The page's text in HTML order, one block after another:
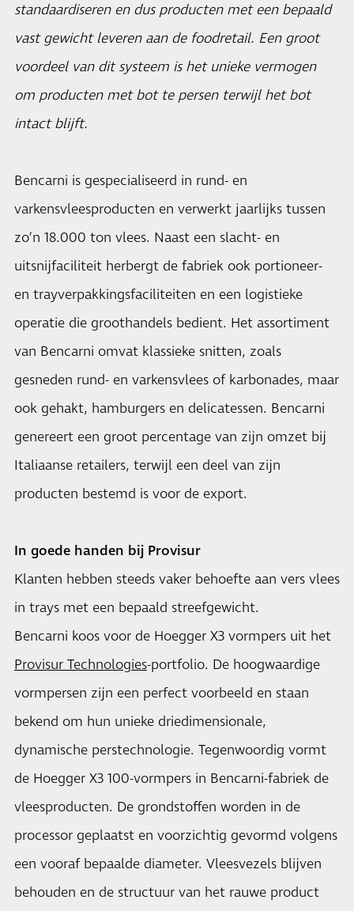
standaardiseren en dus producten met een bepaald
vast gewicht leveren aan de foodretail. Een groot
voordeel van dit systeem is het unieke vermogen
om producten met bot te persen terwijl het bot
intact blijft.
Bencarni is gespecialiseerd in rund- en
varkensvleesproducten en verwerkt jaarlijks tussen
zo’n 18.000 ton vlees. Naast een slacht- en
uitsnijfaciliteit herbergt de fabriek ook portioneer-
en trayverpakkingsfaciliteiten en een logistieke
operatie die groothandels bedient. Het assortiment
van Bencarni omvat klassieke snitten, zoals
gesneden rund- en varkensvlees of karbonades, maar
ook gehakt, hamburgers en delicatessen. Bencarni
genereert een groot percentage van zijn omzet bij
Italiaanse retailers, terwijl een deel van zijn
producten bestemd is voor de export.
In goede handen bij Provisur
Klanten hebben steeds vaker behoefte aan vers vlees
in trays met een bepaald streefgewicht.
Bencarni koos voor de Hoegger X3 vormpers uit het
Provisur Technologies-portfolio. De hoogwaardige
vormpersen zijn een perfect voorbeeld en staan ​​
bekend om hun unieke driedimensionale,
dynamische perstechnologie. Tegenwoordig vormt
de Hoegger X3 100-vormpers in Bencarni-fabriek de
vleesproducten. De grondstoffen worden in de
processor geplaatst en voorzichtig gevormd volgens
een vooraf bepaalde diameter. Vleesvezels blijven
behouden en de structuur van het rauwe product